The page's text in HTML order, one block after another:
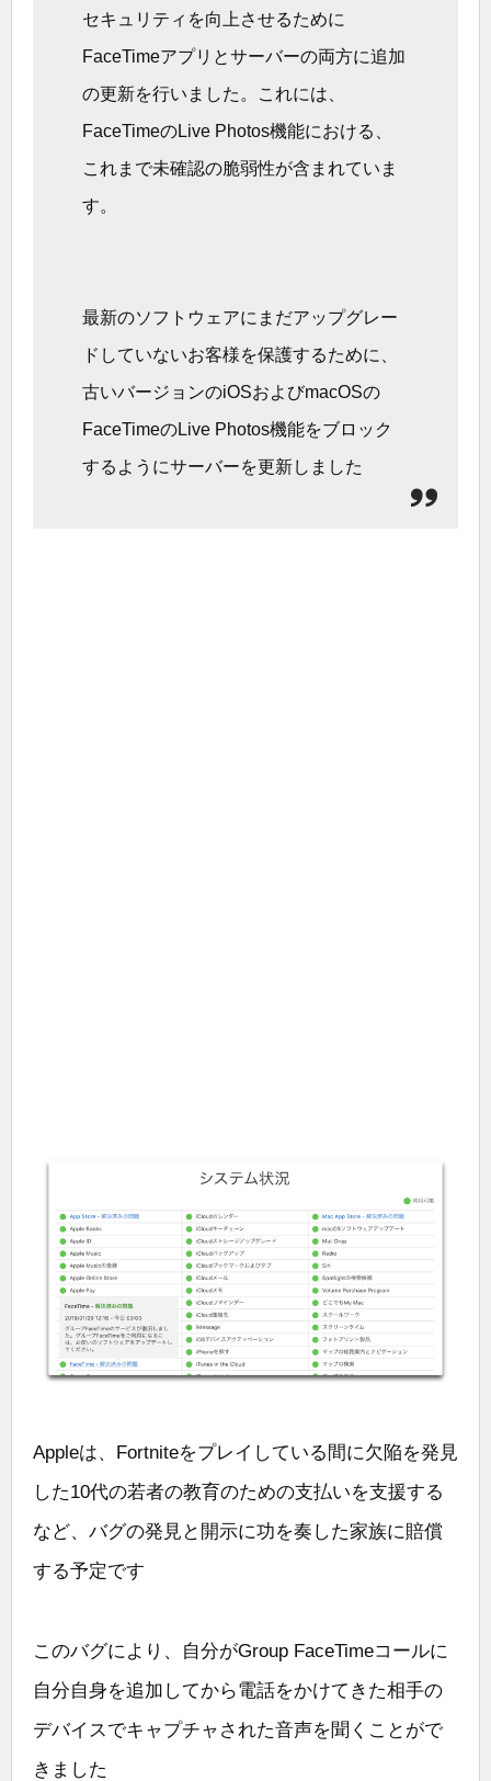
セキュリティを向上させるために
FaceTimeアプリとサーバーの両方に追加
の更新を行いました。これには、
FaceTimeのLive Photos機能における、
これまで未確認の脆弱性が含まれていま
す。
最新のソフトウェアにまだアップグレー
ドしていないお客様を保護するために、
古いバージョンのiOSおよびmacOSの
FaceTimeのLive Photos機能をブロック
するようにサーバーを更新しました
Appleは、Fortniteをプレイしている間に欠陥を発見
した10代の若者の教育のための支払いを支援する
など、バグの発見と開示に功を奏した家族に賠償
する予定です
このバグにより、自分がGroup FaceTimeコールに
自分自身を追加してから電話をかけてきた相手の
デバイスでキャプチャされた音声を聞くことがで
きました